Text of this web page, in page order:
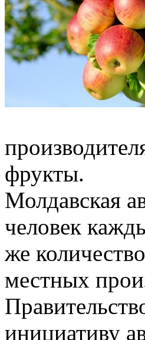
фрукты.
Молдавская
человек
же
местных
инициативу